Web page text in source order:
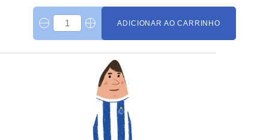
ADICIONAR AO CARRINHO